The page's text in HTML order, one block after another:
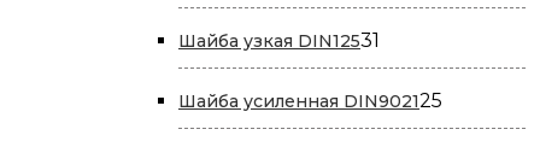
товара
Шайба узкая DIN12531
товар
Шайба усиленная DIN902125
товаров